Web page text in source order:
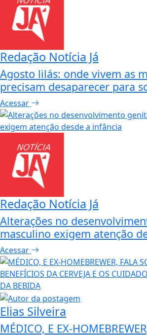
Redação Notícia Já
Agosto lilás: onde vivem as
precisam desaparecer para
Acessar
Redação Notícia Já
Alterações no
masculino exigem atenção
Acessar
Elias Silveira
MÉDICO, E EX-